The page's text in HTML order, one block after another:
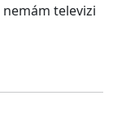
televizi